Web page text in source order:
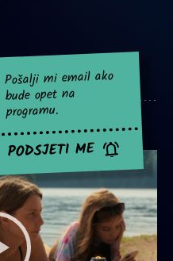
za sad nema
Pošalji mi email ako
bude opet na
programu.
PODSJETI ME